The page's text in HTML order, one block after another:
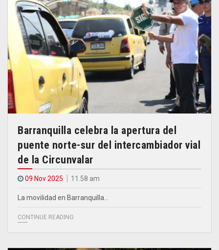
Barranquilla celebra la apertura del
puente norte-sur del intercambiador vial
de la Circunvalar
09 Nov 2025 11.58 am
La movilidad en Barranquilla…
CONTINUE READING